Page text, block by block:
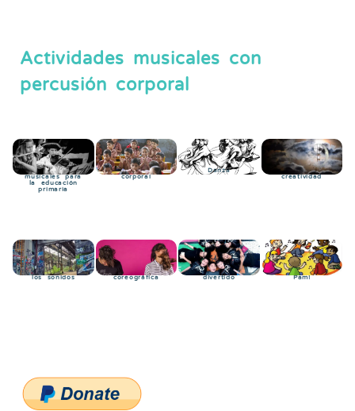
Actividades musicales con
percusión corporal
Instrumentos
musicales para
la educación
primaria
Percusión
corporal
Danza
Expresividad y
creatividad
La fábrica de
los sonidos
Percusión
coreográfica
El ritmo
divertido
Toca – pisa –
Pam!